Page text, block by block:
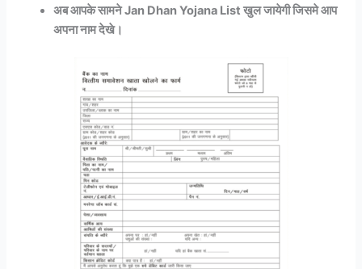
अब आपके सामने Jan Dhan Yojana List खुल जायेगी जिसमे आप
अपना नाम देखे।